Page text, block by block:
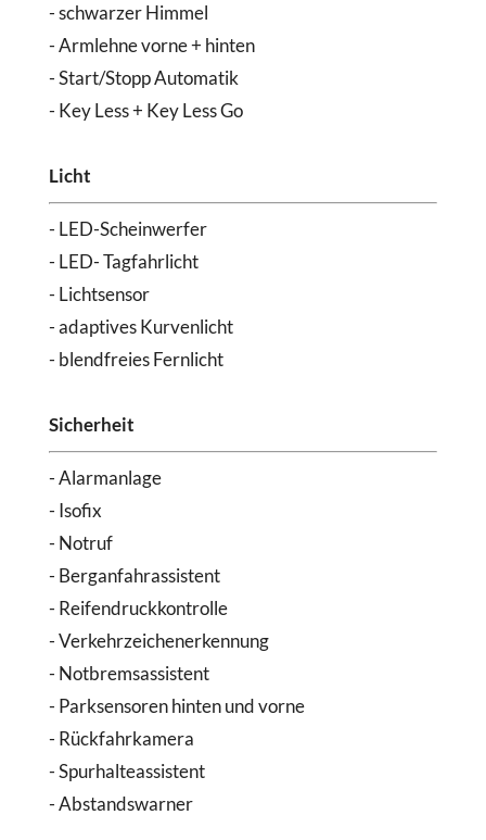
- schwarzer Himmel
- Armlehne vorne + hinten
- Start/Stopp Automatik
- Key Less + Key Less Go
Licht
- LED-Scheinwerfer
- LED- Tagfahrlicht
- Lichtsensor
- adaptives Kurvenlicht
- blendfreies Fernlicht
Sicherheit
- Alarmanlage
- Isofix
- Notruf
- Berganfahrassistent
- Reifendruckkontrolle
- Verkehrzeichenerkennung
- Notbremsassistent
- Parksensoren hinten und vorne
- Rückfahrkamera
- Spurhalteassistent
- Abstandswarner